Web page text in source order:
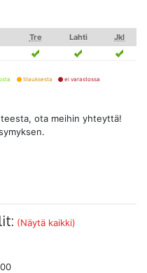
Tre Lahti Jkl
tilauksesta ei varastossa
ota meihin yhteyttä!
(Näytä kaikki)